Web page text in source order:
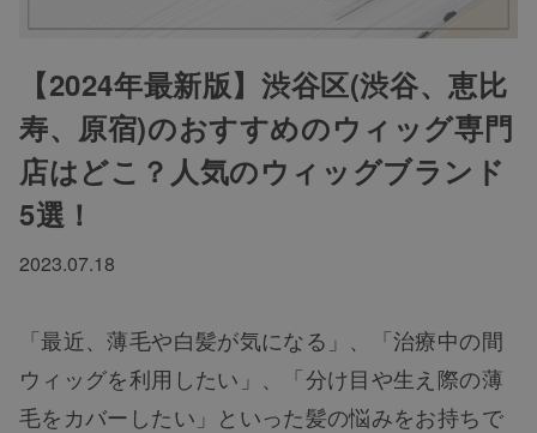
【2024年最新版】渋谷区(渋谷、恵比
寿、原宿)のおすすめのウィッグ専門
店はどこ？人気のウィッグブランド
5選！
2023.07.18
「最近、薄毛や白髪が気になる」、「治療中の間
ウィッグを利用したい」、「分け目や生え際の薄
毛をカバーしたい」といった髪の悩みをお持ちで